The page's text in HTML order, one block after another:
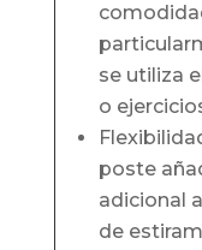
se utiliza
o
poste
adicional
de